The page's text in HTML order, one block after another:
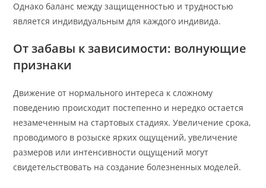
Однако баланс между защищенностью и трудностью
является индивидуальным для каждого индивида.
От забавы к зависимости: волнующие
признаки
Движение от нормального интереса к сложному
поведению происходит постепенно и нередко остается
незамеченным на стартовых стадиях. Увеличение срока,
проводимого в розыске ярких ощущений, увеличение
размеров или интенсивности ощущений могут
свидетельствовать на создание болезненных моделей.